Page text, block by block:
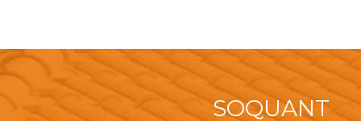
SOQUANT